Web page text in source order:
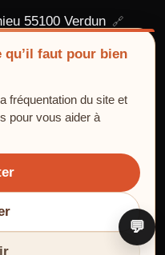
55100 Verdun
gratuit
rendez-vous
qu’il faut pour bien
fréquentation du site et
pour vous aider à